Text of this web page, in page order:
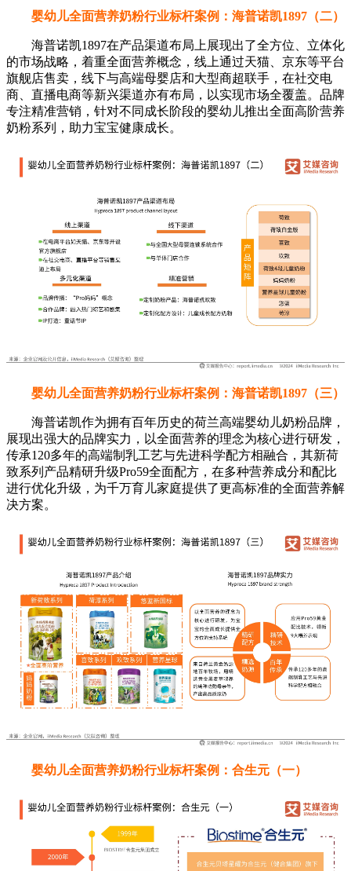
婴幼儿全面营养奶粉行业标杆案例：海普诺凯1897（二）
海普诺凯1897在产品渠道布局上展现出了全方位、立体化
的市场战略，着重全面营养概念，线上通过天猫、京东等平台
旗舰店售卖，线下与高端母婴店和大型商超联手，在社交电
商、直播电商等新兴渠道亦有布局，以实现市场全覆盖。品牌
专注精准营销，针对不同成长阶段的婴幼儿推出全面高阶营养
奶粉系列，助力宝宝健康成长。
婴幼儿全面营养奶粉行业标杆案例：海普诺凯1897（三）
海普诺凯作为拥有百年历史的荷兰高端婴幼儿奶粉品牌，
展现出强大的品牌实力，以全面营养的理念为核心进行研发，
传承120多年的高端制乳工艺与先进科学配方相融合，其新荷
致系列产品精研升级Pro59全面配方，在多种营养成分和配比
进行优化升级，为千万育儿家庭提供了更高标准的全面营养解
决方案。
婴幼儿全面营养奶粉行业标杆案例：合生元（一）